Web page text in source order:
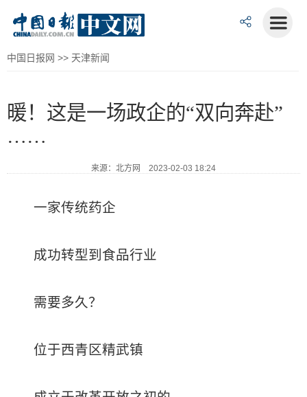
中国日报网 >> 天津新闻
暖！这是一场政企的“双向奔赴”
……
来源：北方网 2023-02-03 18:24
一家传统药企
成功转型到食品行业
需要多久？
位于西青区精武镇